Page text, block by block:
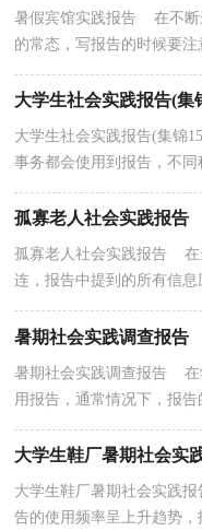
暑假宾馆实践报告 在不断
的常态，写报告的时候要
大学生社会实践报告(集
大学生社会实践报告(集锦
事务都会使用到报告，不
孤寡老人社会实践报告
孤寡老人社会实践报告 在
连，报告中提到的所有信
写的呢？下面是小编为大
暑期社会实践调查报告
暑期社会实践调查报告 在
用报告，通常情况下，报
大学生鞋厂暑期社会实
大学生鞋厂暑期社会实践
告的使用频率呈上升趋势